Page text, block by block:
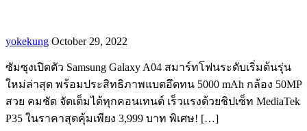
yokekung October 29, 2022
ซัมซุงเปิดตัว Samsung Galaxy A04 สมาร์ทโฟนระดับเริ่มต้นรุ่น
ใหม่ล่าสุด พร้อมประสิทธิภาพแบตอึดทน 5000 mAh กล้อง 50MP
สวย คมชัด จัดเต็มได้ทุกคอนเทนต์ เร็วแรงด้วยชิปเซ็ท MediaTek
P35 ในราคาสุดคุ้มเพียง 3,999 บาท พิเศษ! […]